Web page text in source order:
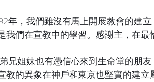
我們在宣教中的學習。感謝主，在最
教的異象在神戶和東京也堅實的建立